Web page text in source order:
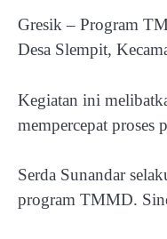
Gresik – Program
Desa Slempit,
Kegiatan ini
mempercepat proses
Serda Sunandar
program TMMD.